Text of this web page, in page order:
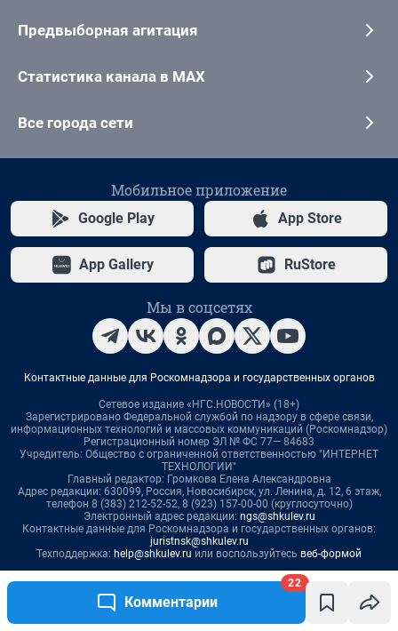
Комментарии
22
Предвыборная агитация
Статистика канала в MAX
Все города сети
Мобильное приложение
Google Play App Store
App Gallery RuStore
Мы в соцсетях
Контактные данные для Роскомнадзора и государственных органов
Сетевое издание «НГС.НОВОСТИ» (18+)
Зарегистрировано Федеральной службой по надзору в сфере связи,
информационных технологий и массовых коммуникаций (Роскомнадзор)
Регистрационный номер ЭЛ № ФС 77— 84683
Учредитель: Общество с ограниченной ответственностью "ИНТЕРНЕТ
ТЕХНОЛОГИИ"
Главный редактор: Громкова Елена Александровна
Адрес редакции: 630099, Россия, Новосибирск, ул. Ленина, д. 12, 6 этаж,
телефон 8 (383) 212-52-52, 8 (923) 157-00-00 (круглосуточно)
Электронный адрес редакции: ngs@shkulev.ru
Контактные данные для Роскомнадзора и государственных органов:
juristnsk@shkulev.ru
Техподдержка: help@shkulev.ru или воспользуйтесь веб-формой
Связаться с отделом продаж: 8 (383) 212-52-52, 8 (800) 200-03-83 (звонок
с сотового бесплатный),reklamangs@shkulev.ru
Редакция сайта не несет ответственности за достоверность
информации, содержащейся в рекламных объявлениях.